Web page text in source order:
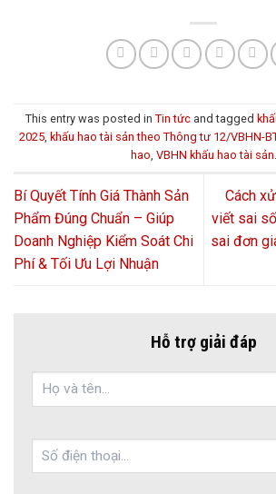
This entry was posted in Tin tứcand tagged
2025, khấu hao tài sản theo Thông tư 12/VBHN-
hao VBHN khấu hao tài sản
Bí Quyết Tính Giá Thành Sản
Phẩm Đúng Chuẩn – Giúp
Doanh Nghiệp Kiểm Soát Chi
Phí & Tối Ưu Lợi Nhuận
Cách
viết sai
sai đơn
Hỗ trợ giải đáp